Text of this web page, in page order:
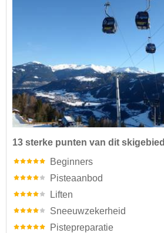
13 sterke punten van dit skigebied
Beginners
Pisteaanbod
Liften
Sneeuwzekerheid
Pistepreparatie